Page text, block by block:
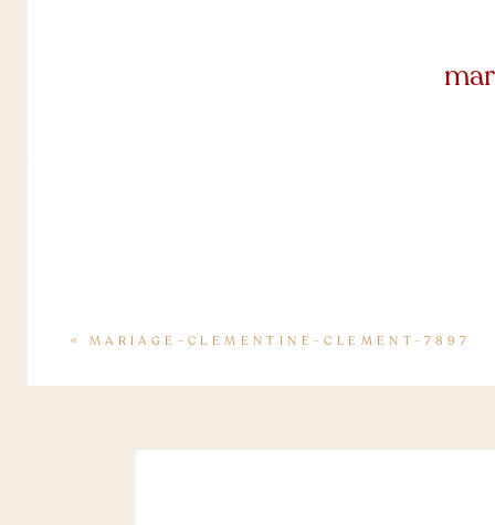
« MARIAGE-CLEMENTINE-CLEMENT-7897